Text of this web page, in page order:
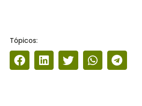
Tópicos: